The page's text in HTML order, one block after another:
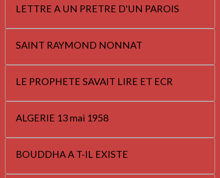
LETTRE A UN PRETRE D'UN PAROIS
SAINT RAYMOND NONNAT
LE PROPHETE SAVAIT LIRE ET ECR
ALGERIE 13 mai 1958
BOUDDHA A T-IL EXISTE